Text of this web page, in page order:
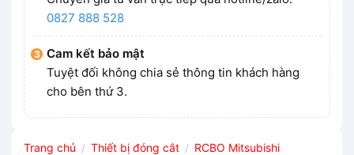
0827 888 528
Cam kết bảo mật
Tuyệt đối không chia sẻ thông tin khách hàng
cho bên thứ 3.
Trang chủ / Thiết bị đóng cắt / RCBO Mitsubishi